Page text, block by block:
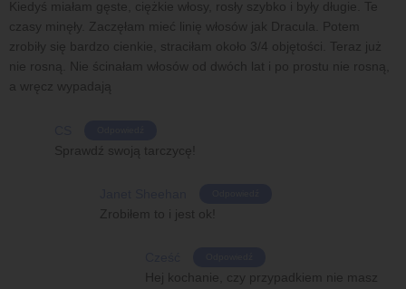
Kiedyś miałam gęste, ciężkie włosy, rosły szybko i były długie. Te
czasy minęły. Zaczęłam mieć linię włosów jak Dracula. Potem
zrobiły się bardzo cienkie, straciłam około 3/4 objętości. Teraz już
nie rosną. Nie ścinałam włosów od dwóch lat i po prostu nie rosną,
a wręcz wypadają
Sprawdź swoją tarczycę!
Zrobiłem to i jest ok!
Hej kochanie, czy przypadkiem nie masz